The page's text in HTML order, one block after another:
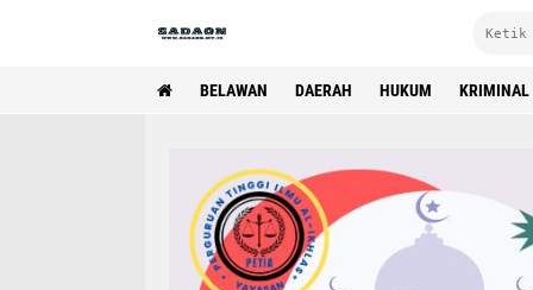
BELAWAN DAERAH HUKUM KRIMINAL